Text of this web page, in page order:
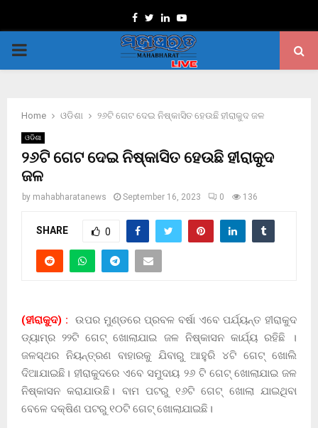
Facebook
TwitterLinkedinYoutube
PRIMARY
Home ଓଡିଶା ୨୬ଟି ଗେଟ ଦେଇ ନିଷ୍କାସିତ ହେଉଛି ହୀରାକୁଦ ଜଳ
ଓଡିଶା
୨୬ଟି ଗେଟ ଦେଇ ନିଷ୍କାସିତ ହେଉଛି ହୀରାକୁଦ
ଜଳ
by mahabharatanews September 16, 2023 0 136
SHARE 0
(ହୀରାକୁଦ) :
ଉପର ମୁଣ୍ଡରେ ପ୍ରବଳ ବର୍ଷା ‌ଏବେ ପର୍ଯ୍ୟନ୍ତ ହୀରାକୁଦ
ଡ୍ୟାମ୍‌ର ୨୨ଟି ଗେଟ୍‌ ଖୋଲାଯାଇ ଜଳ ନିଷ୍କାସନ କାର୍ଯ୍ୟ ରହିଛି ।
ଜଳସ୍ଥର ନିୟନ୍ତ୍ରଣ ବାହାରକୁ ଯିବାରୁ ଆହୁରି ୪ଟି ଗେଟ୍‌ ଖୋଲି
ଦିଆଯାଇଛି। ହୀରାକୁଦରେ ଏବେ ସମୁଦାୟ ୨୬ ଟି ଗେଟ୍‌ ଖୋଲାଯାଇ ଜଳ
ନିଷ୍କାସନ କରାଯାଉଛି। ବାମ ପଟରୁ ୧୬ଟି ଗେଟ୍‌ ଖୋଲା ଯାଇଥିବା
ବେଳେ ଦକ୍ଷିଣ ପଟରୁ ୧୦ଟି ଗେଟ୍‌ ଖୋଲାଯାଇଛି।